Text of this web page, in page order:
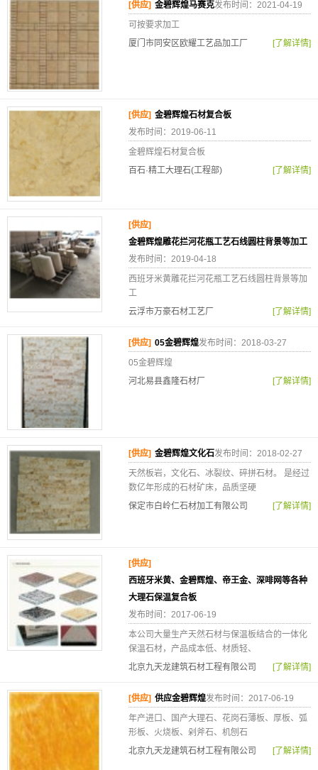
[供应] 金碧辉煌马赛克发布时间：2021-04-19
可按要求加工
厦门市同安区欧耀工艺品加工厂
[了解详情]
[供应] 金碧辉煌石材复合板
发布时间：2019-06-11
金碧辉煌石材复合板
百石·精工大理石(工程部)
[了解详情]
[供应]
金碧辉煌雕花拦河花瓶工艺石线圆柱背景等加工
发布时间：2019-04-18
西班牙米黄雕花拦河花瓶工艺石线圆柱背景等加
工
云浮市万豪石材工艺厂
[了解详情]
[供应] 05金碧辉煌发布时间：2018-03-27
05金碧辉煌
河北易县鑫隆石材厂
[了解详情]
[供应] 金碧辉煌文化石发布时间：2018-02-27
天然板岩，文化石、冰裂纹、碎拼石材。 是经过
数亿年形成的石材矿床，品质坚硬
保定市白岭仁石材加工有限公司
[了解详情]
[供应]
西班牙米黄、金碧辉煌、帝王金、深啡网等各种
大理石保温复合板
发布时间：2017-06-19
本公司大量生产天然石材与保温板结合的一体化
保温石材，产品成本低、材质轻、
北京九天龙建筑石材工程有限公司
[了解详情]
[供应] 供应金碧辉煌发布时间：2017-06-19
年产进口、国产大理石、花岗石薄板、厚板、弧
形板、火烧板、剁斧石、机刨石
北京九天龙建筑石材工程有限公司
[了解详情]